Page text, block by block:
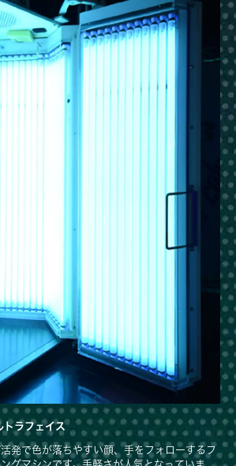
トラフェイス
発で色が落ちやすい顔、手をフォローするフ